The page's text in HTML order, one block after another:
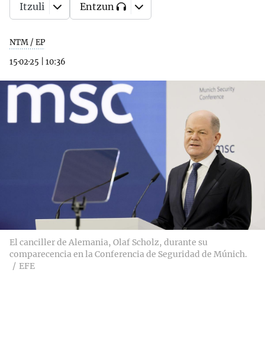
NTM / EP
15·02·25
10:36
Itzuli Entzun
El canciller de Alemania, Olaf Scholz, durante su
comparecencia en la Conferencia de Seguridad de Múnich.
EFE